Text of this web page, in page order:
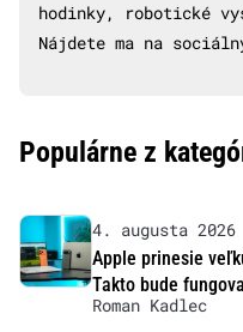
hodinky, robotické
Nájdete ma na
Populárne z
4. augusta 2026
Apple prinesie
Takto bude
Roman Kadlec